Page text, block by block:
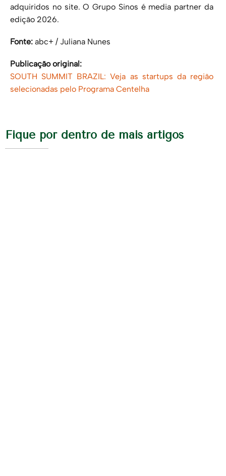
adquiridos no site. O Grupo Sinos é media partner da
edição 2026.
Fonte: abc+ / Juliana Nunes
Publicação original:
SOUTH SUMMIT BRAZIL: Veja as startups da região
selecionadas pelo Programa Centelha
Fique por dentro de mais artigos